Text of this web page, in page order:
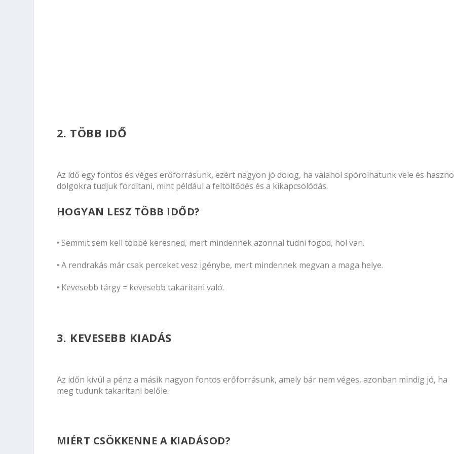
2. TÖBB IDŐ
Az idő egy fontos és véges erőforrásunk, ezért nagyon jó dolog, ha valahol spórolhatunk vele és
dolgokra tudjuk fordítani, mint például a feltöltődés és a kikapcsolódás.
HOGYAN LESZ TÖBB IDŐD?
• Semmit sem kell többé keresned, mert mindennekazonnal tudni fogod, hol van.
• A rendrakás már csak perceket vesz igénybe, mert mindennek megvan a maga helye.
• Kevesebb tárgy = kevesebb takarítani való.
3. KEVESEBB KIADÁS
Az időn kívül a pénz a másik nagyon fontos erőforrásunk, amely bár nem véges, azonban mindig jó, ha
meg tudunk takarítani belőle.
MIÉRT CSÖKKENNE A KIADÁSOD?